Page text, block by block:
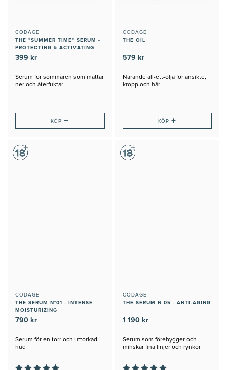
CODAGE
THE "SUMMER TIME" SERUM -
PROTECTING & ACTIVATING
399 kr
Serum för sommaren som mattar
ner och återfuktar
KÖP+
CODAGE
THE OIL
579 kr
Närande all-ett-olja för ansikte,
kropp och hår
KÖP +
CODAGE
THE SERUM N°01 - INTENSE
MOISTURIZING
790 kr
Serum för en torr och uttorkad
hud
CODAGE
THE SERUM N°05 - ANTI-AGING
1 190 kr
Serum som förebygger och
minskar fina linjer och rynkor